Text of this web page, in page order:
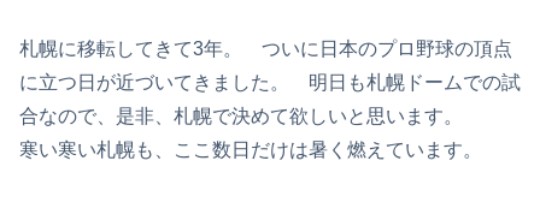
札幌に移転してきて3年。 ついに日本のプロ野球の頂点
に立つ日が近づいてきました。 明日も札幌ドームでの試
合なので、是非、札幌で決めて欲しいと思います。
寒い寒い札幌も、ここ数日だけは暑く燃えています。